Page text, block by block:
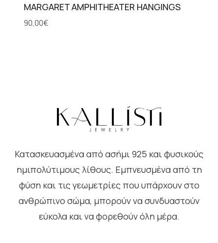
MARGARET AMPHITHEATER HANGINGS
90,00€
Κατασκευασμένα από ασήμι 925 και φυσικούς
ημιπολύτιμους λίθους. Εμπνευσμένα από τη
φύση και τις γεωμετρίες που υπάρχουν στο
ανθρώπινο σώμα, μπορούν να συνδυαστούν
εύκολα και να φορεθούν όλη μέρα.